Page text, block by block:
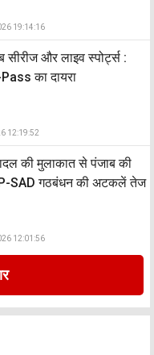
19:14:16
सीरीज और लाइव स्पोर्ट्स :
का दायरा
12:19:52
की मुलाकात से पंजाब की
SAD गठबंधन की अटकलें तेज
12:01:56